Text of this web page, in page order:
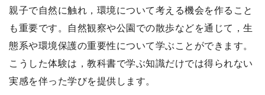
親子で自然に触れ，環境について考える機会を作ること
も重要です。自然観察や公園での散歩などを通じて，生
態系や環境保護の重要性について学ぶことができます。
こうした体験は，教科書で学ぶ知識だけでは得られない
実感を伴った学びを提供します。